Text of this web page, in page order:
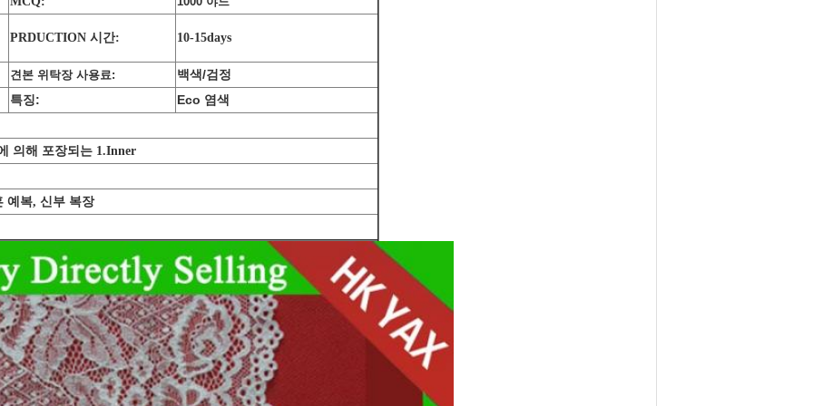
PRDUCTION 시간: 10-15days
견본 위탁장 사용료:
백색/검정
특징:
Eco 염색
의해 포장되는 1.Inner
예복, 신부 복장